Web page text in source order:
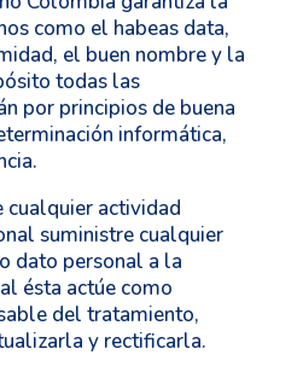
como el habeas data,
el buen nombre y la
todas las
por principios de buena
informática,
cualquier actividad
suministre cualquier
dato personal a la
ésta actúe como
del tratamiento,
y rectificarla.